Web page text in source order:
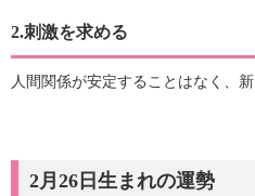
2.刺激を求める
人間関係が安定することはなく、
2月26日生まれの運勢